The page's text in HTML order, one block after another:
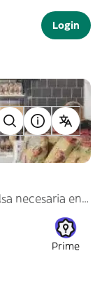
Login
Se cobrarán 25 céntimos por cada bolsa necesaria en tu pedido.
Prime